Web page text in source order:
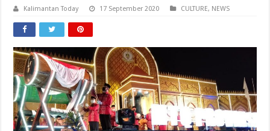
Kalimantan Today 17 September 2020 CULTURE, NEWS